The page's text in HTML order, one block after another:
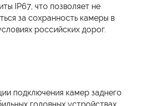
IP67, что позволяет не
за сохранность камеры в
российских дорог.
подключения камер заднего